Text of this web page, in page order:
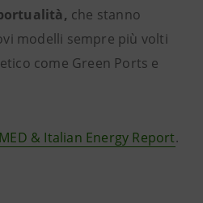
che stanno
modelli sempre più volti
come Green Ports e
& Italian Energy Report.